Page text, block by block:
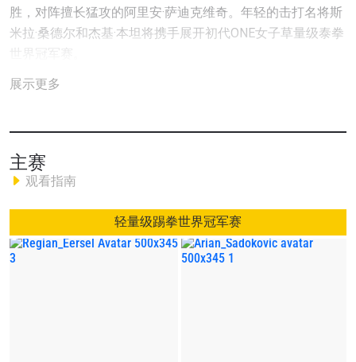
胜，对阵擅长猛攻的阿里安·萨迪克维奇。年轻的击打名将斯
米拉·桑德尔和杰基·本坦将携手展开初代ONE女子草量级泰拳
世界冠军赛。
除此之外，当晚还有更多炸裂赛事值得期待。草量级排名第
一选手博康·马松扬迎战排名第二的贾里德·布鲁克斯，争夺下
一个ONE草量级世界冠军挑战权。而巴西柔术传奇人物“布查
战身材魁梧的塞内加尔明星“摔跤狂人” 欧玛·凯恩。
展示更多
主赛
观看指南
轻量级踢拳世界冠军赛